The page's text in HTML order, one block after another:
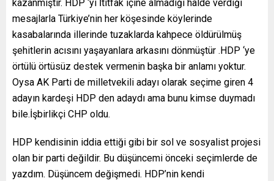
kazanmıştır. HDP ‘yi İtitfak içine almadığı halde verdiği
mesajlarla Türkiye’nin her köşesinde köylerinde
kasabalarında illerinde tuzaklarda kahpece öldürülmüş
şehitlerin acısını yaşayanlara arkasını dönmüştür .HDP ‘ye
örtülü örtüsüz destek vermenin başka bir anlamı yoktur.
Oysa AK Parti de milletvekili adayı olarak seçime giren 4
adayın kardeşi HDP den adaydı ama bunu kimse duymadı
bile.İşbirlikçi CHP oldu.
HDP kendisinin iddia ettiği gibi bir sol ve sosyalist projesi
olan bir parti değildir. Bu düşüncemi önceki seçimlerde de
yazdım. Düşüncem değişmedi. HDP’nin kendi